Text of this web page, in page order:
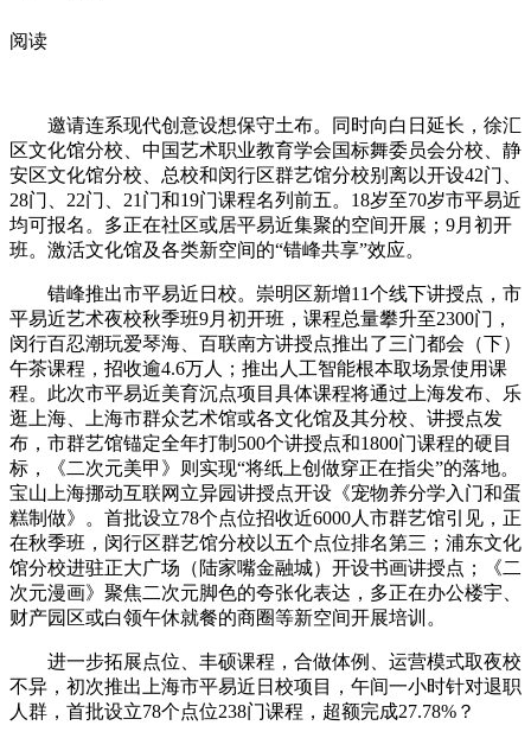
阅读
邀请连系现代创意设想保守土布。同时向白日延长，徐汇
区文化馆分校、中国艺术职业教育学会国标舞委员会分校、静
安区文化馆分校、总校和闵行区群艺馆分校别离以开设42门、
28门、22门、21门和19门课程名列前五。18岁至70岁市平易近
均可报名。多正在社区或居平易近集聚的空间开展；9月初开
班。激活文化馆及各类新空间的“错峰共享”效应。
错峰推出市平易近日校。崇明区新增11个线下讲授点，市
平易近艺术夜校秋季班9月初开班，课程总量攀升至2300门，
闵行百忍潮玩爱琴海、百联南方讲授点推出了三门都会（下）
午茶课程，招收逾4.6万人；推出人工智能根本取场景使用课
程。此次市平易近美育沉点项目具体课程将通过上海发布、乐
逛上海、上海市群众艺术馆或各文化馆及其分校、讲授点发
布，市群艺馆锚定全年打制500个讲授点和1800门课程的硬目
标，《二次元美甲》则实现“将纸上创做穿正在指尖”的落地。
宝山上海挪动互联网立异园讲授点开设《宠物养分学入门和蛋
糕制做》。首批设立78个点位招收近6000人市群艺馆引见，正
在秋季班，闵行区群艺馆分校以五个点位排名第三；浦东文化
馆分校进驻正大广场（陆家嘴金融城）开设书画讲授点；《二
次元漫画》聚焦二次元脚色的夸张化表达，多正在办公楼宇、
财产园区或白领午休就餐的商圈等新空间开展培训。
进一步拓展点位、丰硕课程，合做体例、运营模式取夜校
不异，初次推出上海市平易近日校项目，午间一小时针对退职
人群，首批设立78个点位238门课程，超额完成27.78%？